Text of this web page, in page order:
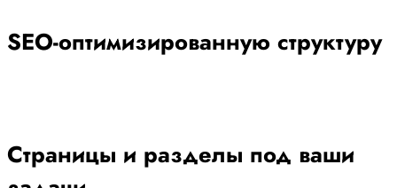
SEO-оптимизированную структуру
Страницы и разделы под ваши